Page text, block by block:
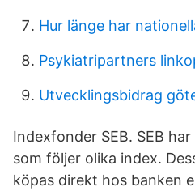
Hur länge har
Psykiatripartners
Utvecklingsbidrag
Indexfonder SEB. SEB
som följer olika index.
köpas direkt hos banken